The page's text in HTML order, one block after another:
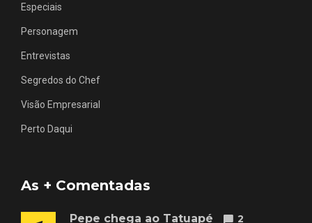
Especiais
Personagem
Entrevistas
Segredos do Chef
Visão Empresarial
Perto Daqui
As + Comentadas
Pepe chega ao Tatuapé 2